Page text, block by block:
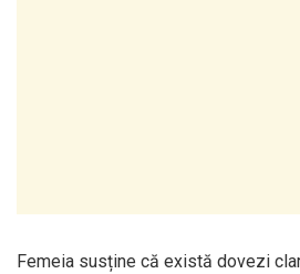
Femeia susține că există dovezi